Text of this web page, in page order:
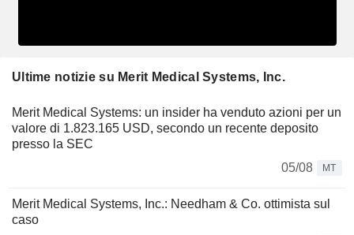
Ultime notizie su Merit Medical Systems, Inc.
Merit Medical Systems: un insider ha venduto azioni per un
valore di 1.823.165 USD, secondo un recente deposito
presso la SEC
05/08
MT
Merit Medical Systems, Inc.: Needham & Co. ottimista sul
caso